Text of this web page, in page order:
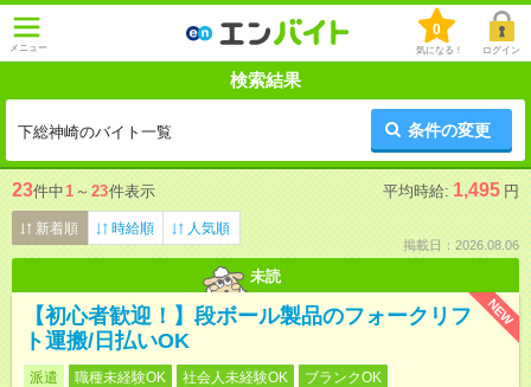
メニュー
0
気になる！ ログイン
検索結果
下総神崎のバイト一覧 条件の変更
23件中1 ～ 23件表示 平均時給: 1,495 円
新着順 時給順 人気順
掲載日：2026.08.06
未読
NEW
【初心者歓迎！】段ボール製品のフォークリフ
ト運搬/日払いOK
派遣 職種未経験OK 社会人未経験OK
ブランクOK